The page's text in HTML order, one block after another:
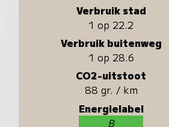
Verbruik stad
1 op 22.2
Verbruik buitenweg
1 op 28.6
CO2-uitstoot
88 gr. / km
Energielabel
B